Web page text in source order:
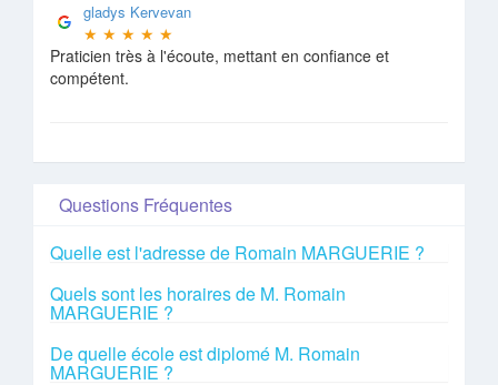
gladys Kervevan
★ ★ ★ ★ ★
Praticien très à l'écoute, mettant en confiance et
compétent.
Questions Fréquentes
Quelle est l'adresse de Romain MARGUERIE ?
Quels sont les horaires de M. Romain
MARGUERIE ?
De quelle école est diplomé M. Romain
MARGUERIE ?